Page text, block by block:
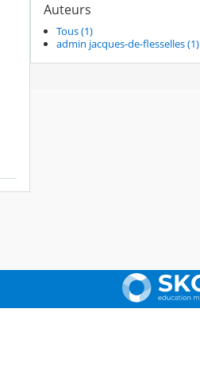
Auteurs
Tous (1)
admin jacques-de-flesselles (1)